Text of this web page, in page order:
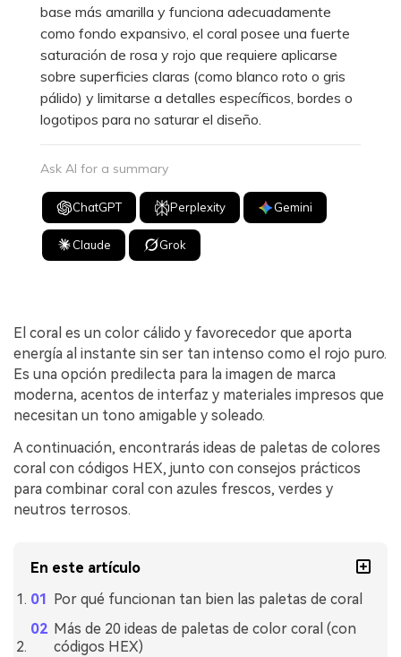
base más amarilla y funciona adecuadamente
como fondo expansivo, el coral posee una fuerte
saturación de rosa y rojo que requiere aplicarse
sobre superficies claras (como blanco roto o gris
pálido) y limitarse a detalles específicos, bordes o
logotipos para no saturar el diseño.
Ask AI for a summary
ChatGPT Perplexity Gemini
Claude Grok
El coral es un color cálido y favorecedor que aporta
energía al instante sin ser tan intenso como el rojo puro.
Es una opción predilecta para la imagen de marca
moderna, acentos de interfaz y materiales impresos que
necesitan un tono amigable y soleado.
A continuación, encontrarás ideas de paletas de colores
coral con códigos HEX, junto con consejos prácticos
para combinar coral con azules frescos, verdes y
neutros terrosos.
En este artículo
Por qué funcionan tan bien las paletas de coral
Más de 20 ideas de paletas de color coral (con
códigos HEX)